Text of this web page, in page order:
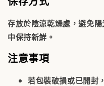
存放於陰涼乾燥處，避免
中保持新鮮。
注意事項
若包裝破損或已開封